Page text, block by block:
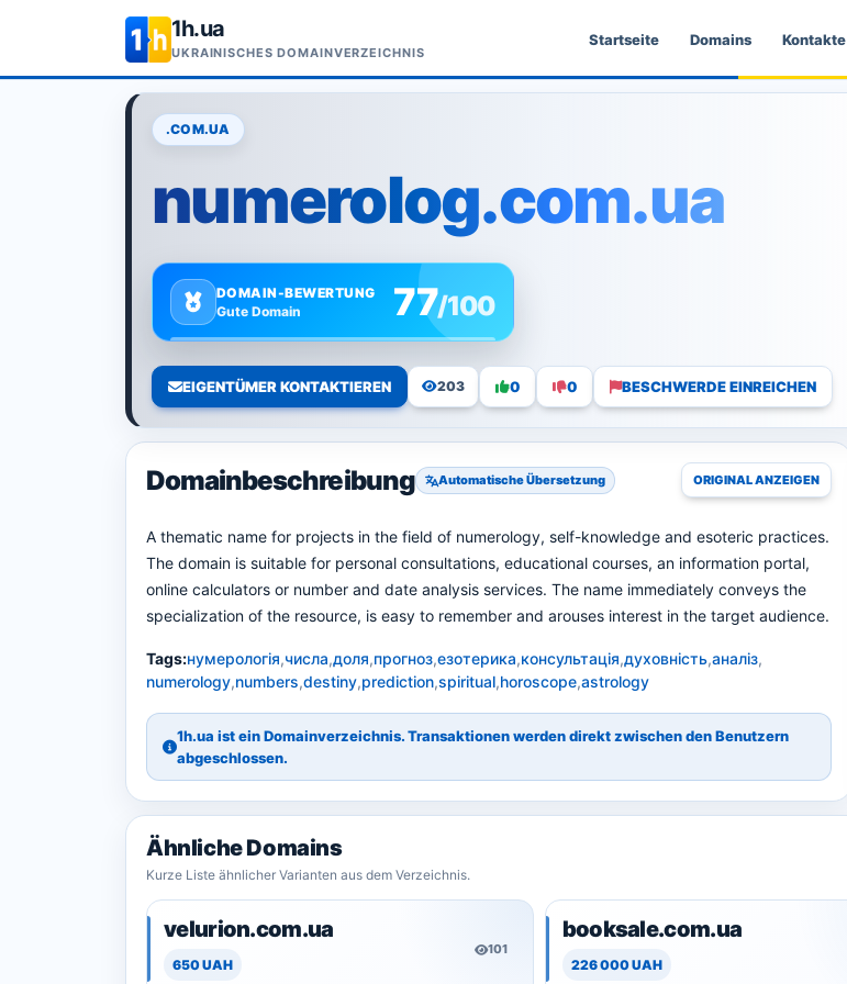
1h.ua
UKRAINISCHES DOMAINVERZEICHNIS
Startseite Domains Kontakte
.COM.UA
numerolog.com.ua
DOMAIN-BEWERTUNG
Gute Domain
77/100
EIGENTÜMER KONTAKTIEREN 203 0 0 BESCHWERDE EINREICHEN
Domainbeschreibung Automatische Übersetzung ORIGINAL ANZEIGEN
A thematic name for projects in the field of numerology, self-knowledge and esoteric practices.
The domain is suitable for personal consultations, educational courses, an information portal,
online calculators or number and date analysis services. The name immediately conveys the
specialization of the resource, is easy to remember and arouses interest in the target audience.
Tags:нумерологія,числа,доля,прогноз,езотерика,консультація,духовність,аналіз,
numerology,numbers,destiny,prediction,spiritual,horoscope,astrology
1h.ua ist ein Domainverzeichnis. Transaktionen werden direkt zwischen den Benutzern
abgeschlossen.
Ähnliche Domains
Kurze Liste ähnlicher Varianten aus dem Verzeichnis.
velurion.com.ua
650 UAH
101
booksale.com.ua
226 000 UAH